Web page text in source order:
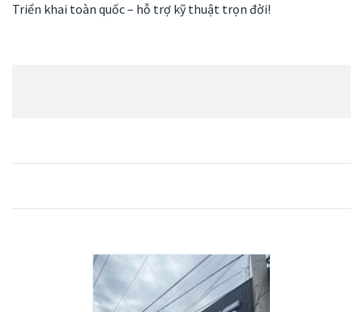
Triển khai toàn quốc – hỗ trợ kỹ thuật trọn đời!